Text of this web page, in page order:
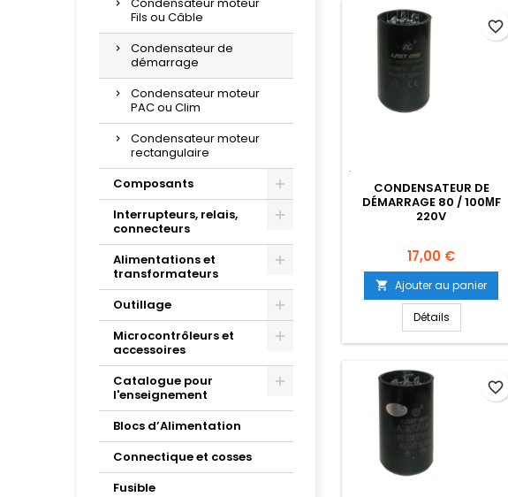
Fils ou Câble
Condensateur de
démarrage
Condensateur moteur
PAC ou Clim
Condensateur moteur
rectangulaire
Composants
Interrupteurs, relais,
connecteurs
Alimentations et
transformateurs
Outillage
Microcontrôleurs et
accessoires
Catalogue pour
l'enseignement
Blocs d’Alimentation
Connectique et cosses
Fusible
CONDENSATEUR DE
DÉMARRAGE 80 / 100ΜF
220V
Prix
17,00 €
 Ajouter au panier
Détails
favorite_border
favorite_border